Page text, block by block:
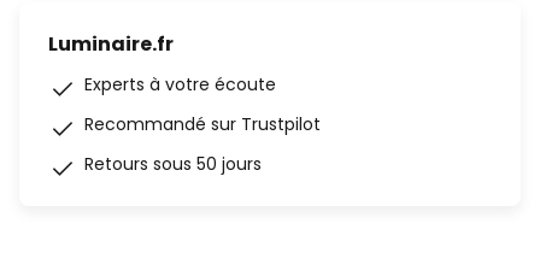
Luminaire.fr
Experts à votre écoute
Recommandé sur Trustpilot
Retours sous 50 jours